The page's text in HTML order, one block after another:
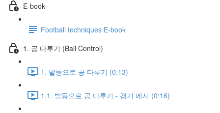
E-book
Football techniques E-book
1. 공 다루기 (Ball Control)
1. 발등으로 공 다루기 (0:13)
1.1. 발등으로 공 다루기 - 경기 에시 (0:16)